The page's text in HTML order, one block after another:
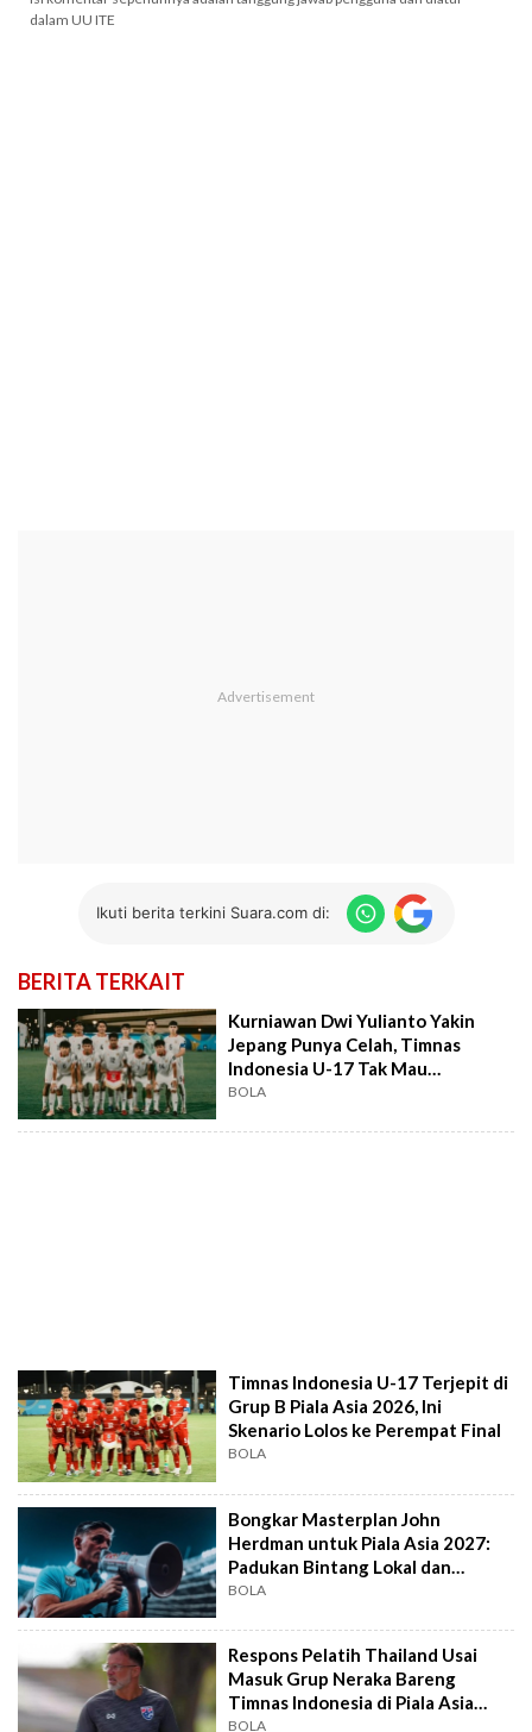
dalam UU ITE
Ikuti berita terkini Suara.com di:
BERITA TERKAIT
Kurniawan Dwi Yulianto Yakin
Jepang Punya Celah, Timnas
Indonesia U-17 Tak Mau
Menyerah
BOLA
Timnas Indonesia U-17 Terjepit di
Grup B Piala Asia 2026, Ini
Skenario Lolos ke Perempat Final
BOLA
Bongkar Masterplan John
Herdman untuk Piala Asia 2027:
Padukan Bintang Lokal dan
Diaspora Eropa!
BOLA
Respons Pelatih Thailand Usai
Masuk Grup Neraka Bareng
Timnas Indonesia di Piala Asia
2027
BOLA